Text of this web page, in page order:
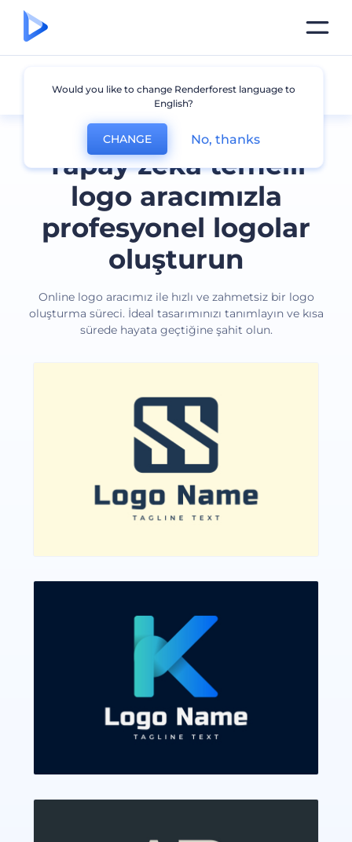
Yapay zeka temelli
logo aracımızla
profesyonel logolar
oluşturun
Online logo aracımız ile hızlı ve zahmetsiz bir logo
oluşturma süreci. İdeal tasarımınızı tanımlayın ve kısa
sürede hayata geçtiğine şahit olun.
Tüm logolar
Would you like to change Renderforest language to
English?
CHANGE No, thanks